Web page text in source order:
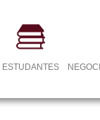
ESTUDANTES